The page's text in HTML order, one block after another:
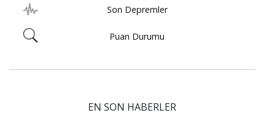
Son Depremler
Puan Durumu
EN SON HABERLER